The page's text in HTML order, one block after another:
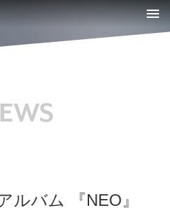
ルバム 『NEO』